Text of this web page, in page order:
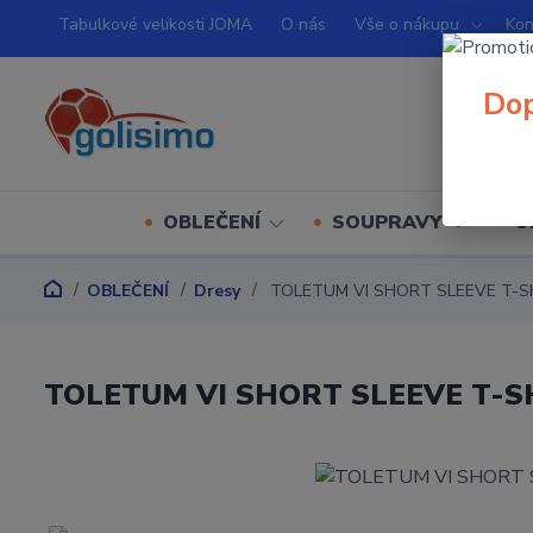
Tabulkové velikosti JOMA O nás Vše o nákupu
OBLEČENÍ SOUPRAVY
OBLEČENÍ Dresy TOLETUM VI SHORT SLEEVE T-
TOLETUM VI SHORT SLEEVE T-